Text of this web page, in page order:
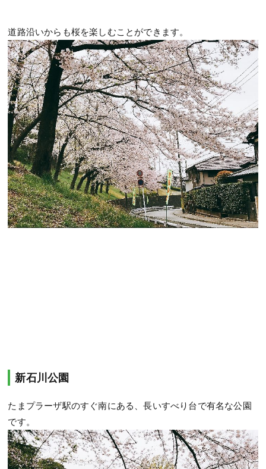
道路沿いからも桜を楽しむことができます。
新石川公園
たまプラーザ駅のすぐ南にある、長いすべり台で有名な公園
です。